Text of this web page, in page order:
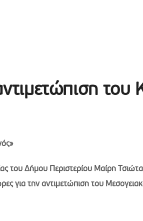
του Δήμου Περιστερίου Μαίρη
για την αντιμετώπιση του